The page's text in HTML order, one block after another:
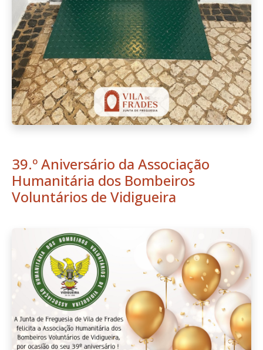
39.º Aniversário da Associação
Humanitária dos Bombeiros
Voluntários de Vidigueira